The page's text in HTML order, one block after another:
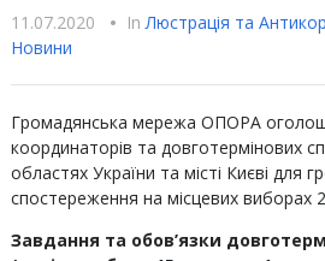
11.07.2020 • InЛюстрацiя та
Новини
Громадянська мережа ОПОРА
координаторів та довготермінових
областях України та місті Києві для
спостереження на місцевих виборах
Завдання та обов’язки